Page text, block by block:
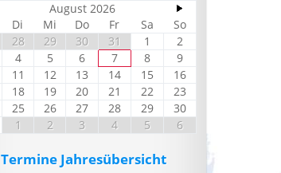
August 2026
Di Mi Do Fr Sa
So
28 29 30 31 1
2
4 5 6 7 8
9
11 12 13 14 15
16
18 19 20 21 22
23
25 26 27 28 29
30
1 2 3 4 5 6
Termine Jahresübersicht